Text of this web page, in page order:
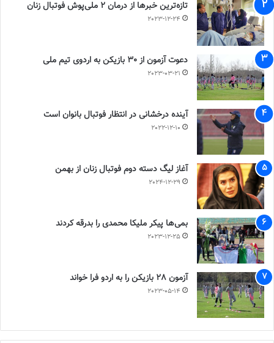
تازه‌ترین خبرها از درمان ۲ ملی‌پوش فوتبال زنان
2023-12-24
دعوت آزمون از 30 بازیکن به اردوی تیم ملی
2023-03-21
آینده درخشانی در انتظار فوتبال بانوان است
2022-12-10
آغاز لیگ دسته دوم فوتبال زنان از بهمن
2024-12-29
بمی‌ها پیکر ملیکا محمدی را بدرقه کردند
2023-12-25
آزمون 28 بازیکن را به اردو فرا خواند
2023-05-14